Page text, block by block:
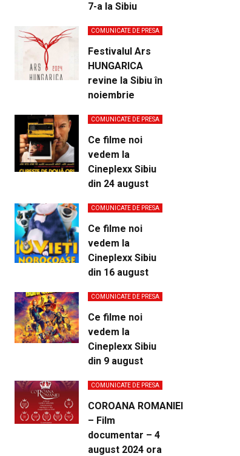
7-a la Sibiu
COMUNICATE DE PRESA
Festivalul Ars
HUNGARICA
revine la Sibiu în
noiembrie
COMUNICATE DE PRESA
Ce filme noi
vedem la
Cineplexx Sibiu
din 24 august
COMUNICATE DE PRESA
Ce filme noi
vedem la
Cineplexx Sibiu
din 16 august
COMUNICATE DE PRESA
Ce filme noi
vedem la
Cineplexx Sibiu
din 9 august
COMUNICATE DE PRESA
COROANA ROMANIEI
– Film
documentar – 4
august 2024 ora